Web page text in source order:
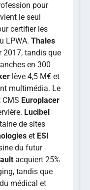
pour
le seul
certifier les
LPWA.Thales
2017, tandis que
en 300
lève 4,5 M€ et
multimédia. Le
Europlacer
Lucibel
de sites
et ESI
du futur
acquiert 25%
tandis que
médical et